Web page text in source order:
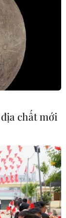
chất mới